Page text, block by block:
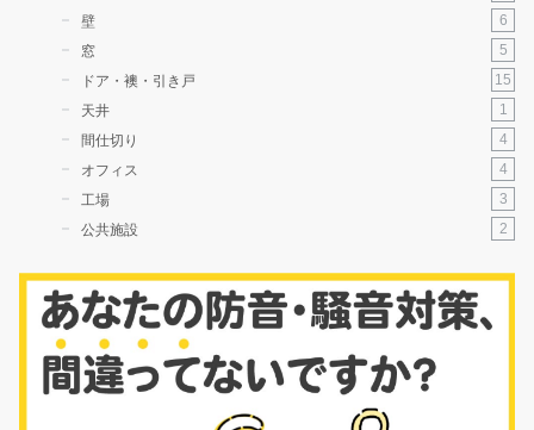
壁
6
窓
5
ドア・襖・引き戸
15
天井
1
間仕切り
4
オフィス
4
工場
3
公共施設
2